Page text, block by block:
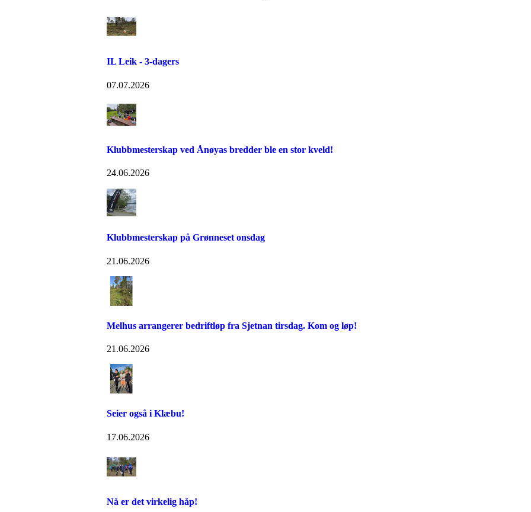
IL Leik - 3-dagers
07.07.2026
Klubbmesterskap ved Ånøyas bredder ble en stor kveld!
24.06.2026
Klubbmesterskap på Grønneset onsdag
21.06.2026
Melhus arrangerer bedriftløp fra Sjetnan tirsdag. Kom og løp!
21.06.2026
Seier også i Klæbu!
17.06.2026
Nå er det virkelig håp!